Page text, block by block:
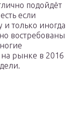
подойдёт
если
и только иногда
востребованы
рынке в 2016